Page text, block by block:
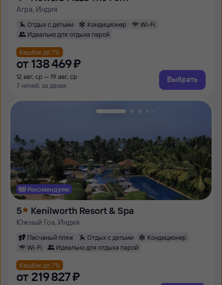
Агра, Индия
Отдых с детьми Кондиционер
Wi-Fi
Идеально для отдыха парой
Кешбэк до 7%
от 138 ⁠469 ⁠₽
12 авг, ср — 19 авг, ср
7 ночей, за двоих
Выбрать
Рекомендуем
5 Kenilworth Resort & Spa
Южный Гоа, Индия
Песчаный пляж Отдых с детьми
Кондиционер
Wi-Fi
Идеально для отдыха парой
Кешбэк до 7%
от 219 ⁠827 ⁠₽